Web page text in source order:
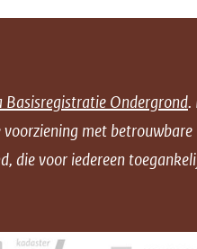
Basisregistratie Ondergrond.
met
die voor iedereen